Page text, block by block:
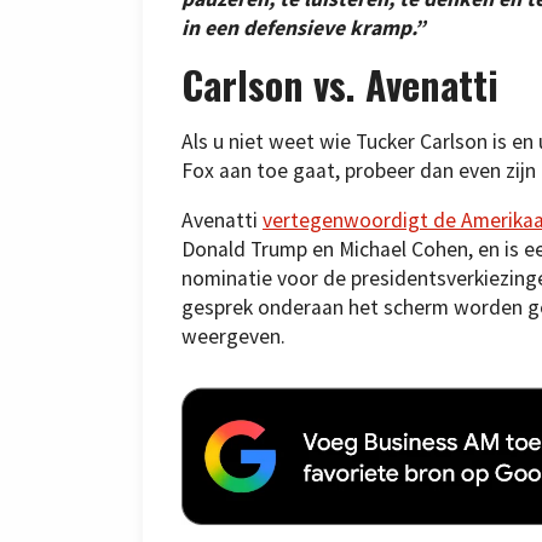
in een defensieve kramp.”
Carlson vs. Avenatti
Als u niet weet wie Tucker Carlson is
Fox aan toe gaat, probeer dan even
Avenatti vertegenwoordigt de
Donald Trump en Michael Cohen, en is
nominatie voor de
gesprek onderaan het scherm worden
weergeven.